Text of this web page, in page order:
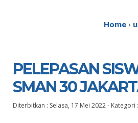
Home›
PELEPASAN
SMAN 30
Diterbitkan : Selasa, 17 Mei 2022- Kategori :